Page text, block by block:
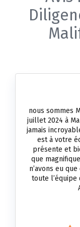
nous sommes
juillet 2024 à
jamais
est à votre
présente et
que
n’avons eu
toute l’équipe